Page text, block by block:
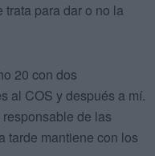
para dar o no la
20 con dos
al COS y después a mí.
de las
tarde mantiene con los